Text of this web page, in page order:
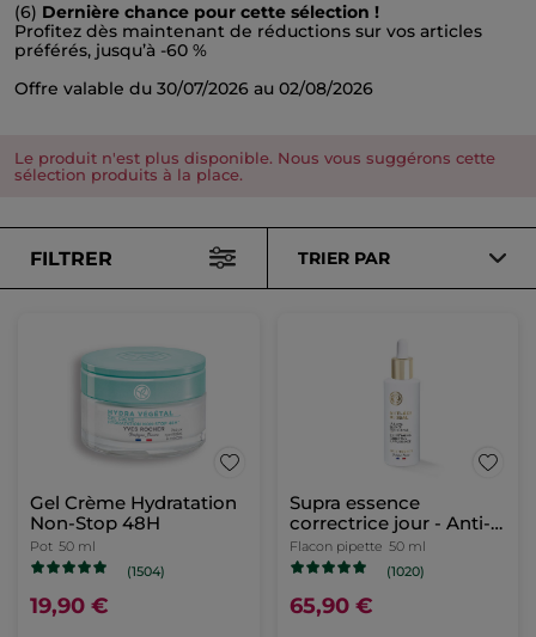
(6) Dernière chance pour cette sélection !
Profitez dès maintenant de réductions sur vos articles
préférés, jusqu’à -60 %
Offre valable du 30/07/2026 au 02/08/2026
Le produit n'est plus disponible. Nous vous suggérons cette
sélection produits à la place.
FILTRER TRIER PAR
Gel Crème Hydratation
Non-Stop 48H
Pot 50 ml
(1504)
19,90 €
Supra essence
correctrice jour - Anti-
Âge Global
Flacon pipette 50 ml
(1020)
65,90 €